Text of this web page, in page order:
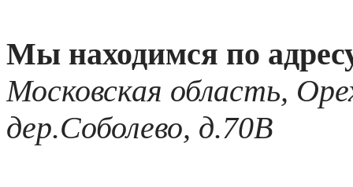
Мы находимся по
Московская область,
дер.Соболево, д.70В